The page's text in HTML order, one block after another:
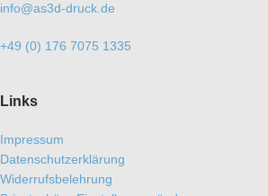
info@as3d-druck.de
+49 (0) 176 7075 1335
Links
Impressum
Datenschutzerklärung
Widerrufsbelehrung